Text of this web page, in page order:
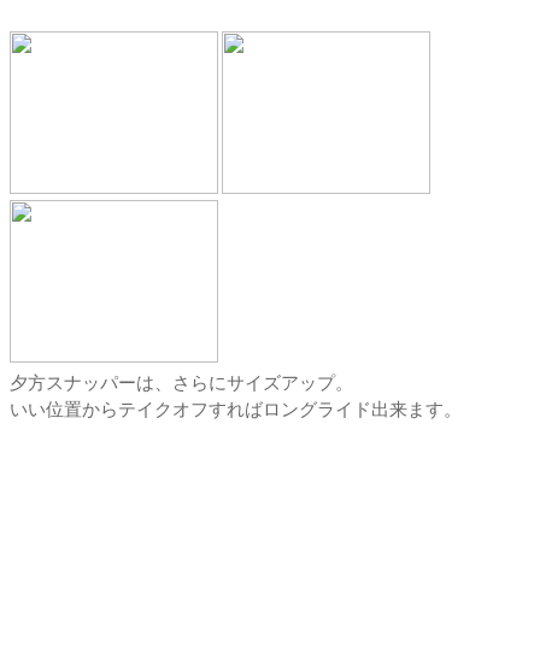
夕方スナッパーは、さらにサイズアップ。
いい位置からテイクオフすればロングライド出来ます。